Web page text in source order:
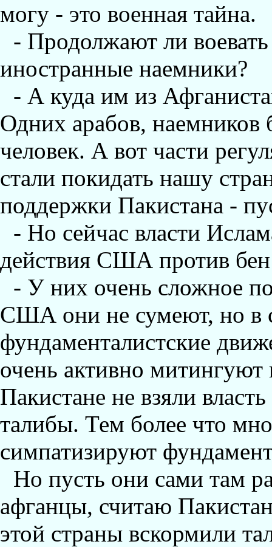
могу - это военная тайна.
- Продолжают ли
иностранные наемники?
- А куда им из
Одних арабов, наемников
человек. А вот части
стали покидать нашу
поддержки Пакистана -
- Но сейчас власти
действия США против
- У них очень сложное
США они не сумеют, но в
фундаменталистские
очень активно
Пакистане не взяли
талибы. Тем более что
симпатизируют
Но пусть они сами там
афганцы, считаю
этой страны вскормили